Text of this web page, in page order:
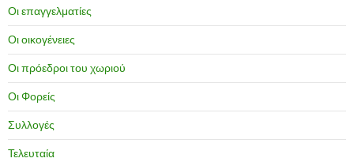
Οι επαγγελματίες
Οι οικογένειες
Οι πρόεδροι του χωριού
Οι Φορείς
Συλλογές
Τελευταία